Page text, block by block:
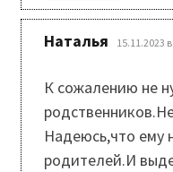
Наталья 15.11.2023
К сожалению не
Надеюсь,что ему
родителей.И